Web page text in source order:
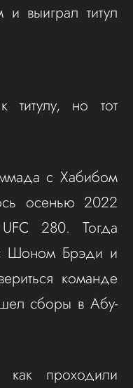
выиграл титул
титулу, но тот
с Хабибом
осенью 2022
280. Тогда
Шоном Брэди и
команде
сборы в Абу-
проходили